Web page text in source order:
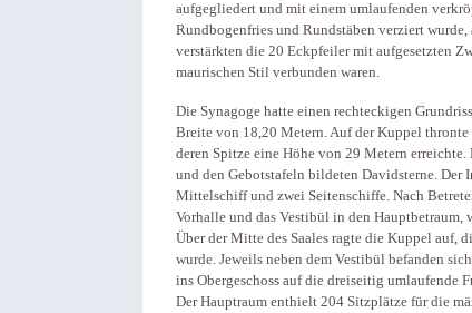
aufgegliedert und mit einem umlaufenden
Rundbogenfries und Rundstäben verziert
verstärkten die 20 Eckpfeiler mit aufgesetzten
maurischen Stil verbunden waren.
Die Synagoge hatte einen rechteckigen
Breite von 18,20 Metern. Auf der Kuppel
deren Spitze eine Höhe von 29 Metern
und den Gebotstafeln bildeten Davidsterne. Der
Mittelschiff und zwei Seitenschiffe. Nach
Vorhalle und das Vestibül in den Hauptbetraum,
Über der Mitte des Saales ragte die Kuppel auf,
wurde. Jeweils neben dem Vestibül befanden
ins Obergeschoss auf die dreiseitig
Der Hauptraum enthielt 204 Sitzplätze für die